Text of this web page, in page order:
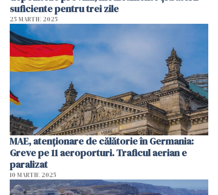
suficiente pentru trei zile
25 MARTIE 2025
MAE, atenționare de călătorie în Germania:
Greve pe 11 aeroporturi. Traficul aerian e
paralizat
10 MARTIE 2025